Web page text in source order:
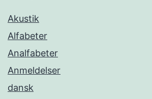
Akustik
Alfabeter
Analfabeter
Anmeldelser
dansk